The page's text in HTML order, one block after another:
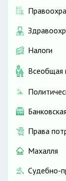
Налоги
Всеобщая
Права
Махалля
Судебно-